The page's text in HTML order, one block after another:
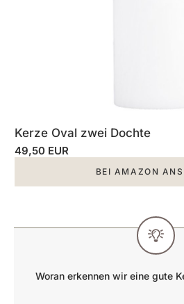
Kerze Oval zwei Dochte
49,50 EUR
BEI AMAZON
Woran erkennen wir eine gute